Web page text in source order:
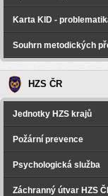
Karta KID -
Souhrn metodických
HZS ČR
Jednotky HZS krajů
Požární prevence
Psychologická služba
Záchranný útvar HZS